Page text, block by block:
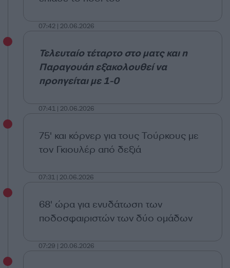
07:42 | 20.06.2026
Τελευταίο τέταρτο στο ματς και η
Παραγουάη εξακολουθεί να
προηγείται με 1-0
07:41 | 20.06.2026
75' και κόρνερ για τους Τούρκους με
τον Γκιουλέρ από δεξιά
07:31 | 20.06.2026
68' ώρα για ενυδάτωση των
ποδοσφαιριστών των δύο ομάδων
07:29 | 20.06.2026